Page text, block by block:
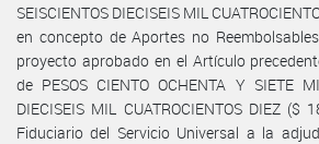
SEISCIENTOS DIECISEIS MIL
en concepto de Aportes no
proyecto aprobado en el Artículo
de PESOS CIENTO OCHENTA Y SIETE
DIECISEIS MIL CUATROCIENTOS DIEZ ($
Fiduciario del Servicio Universal a la